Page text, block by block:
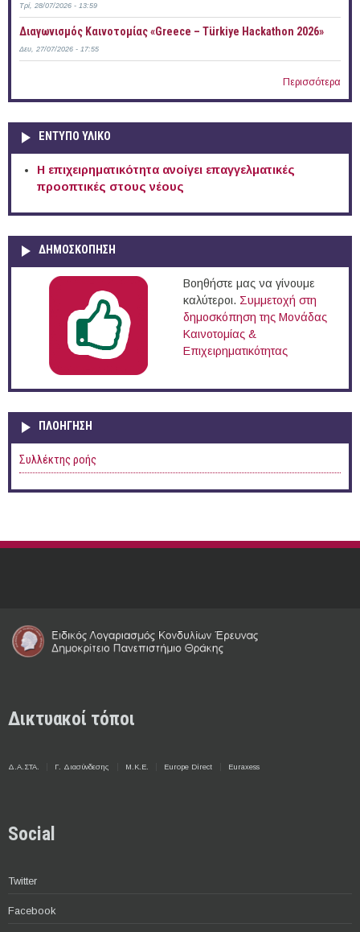
Τρί, 28/07/2026 - 13:59
Διαγωνισμός Καινοτομίας «Greece – Türkiye Hackathon 2026»
Δευ, 27/07/2026 - 17:55
Περισσότερα
ΕΝΤΥΠΟ ΥΛΙΚΟ
Η επιχειρηματικότητα ανοίγει επαγγελματικές
προοπτικές στους νέους
ΔΗΜΟΣΚΟΠΗΣΗ
Βοηθήστε μας να γίνουμε
καλύτεροι. Συμμετοχή στη
δημοσκόπηση της Μονάδας
Καινοτομίας &
Επιχειρηματικότητας
ΠΛΟΉΓΗΣΗ
Συλλέκτης ροής
Δικτυακοί τόποι
Δ.Α.ΣΤΑ. Γ. Διασύνδεσης Μ.Κ.Ε. Europe Direct Euraxess
Social
Twitter
Facebook